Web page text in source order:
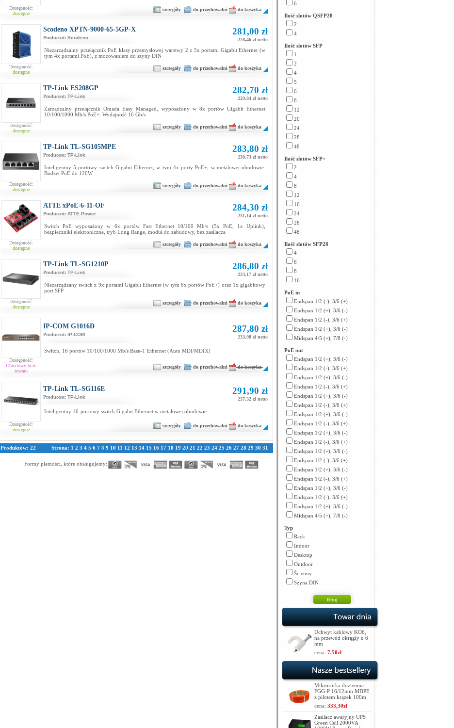
Dostępność:
dostępne
szczegóły do przechowalni do koszyka
Dostępność:
dostępne
Scodeno XPTN-9000-65-5GP-X
Producent: Scodeno
281,00 zł
228,46 zł netto
Niezarządzalny przełącznik PoE klasy przemysłowej warstwy 2 z 5x portami Gigabit Ethernet (w
tym 4x portami PoE), z mocowaniem do szyny DIN
szczegóły do przechowalni do koszyka
Dostępność:
dostępne
TP-Link ES208GP
Producent: TP-Link
282,70 zł
229,84 zł netto
Zarządzalny przełącznik Omada Easy Managed, wyposażony w 8x portów Gigabit Ethernet
10/100/1000 Mb/s PoE+. Wydajność 16 Gb/s
szczegóły do przechowalni do koszyka
Dostępność:
dostępne
TP-Link TL-SG105MPE
Producent: TP-Link
283,80 zł
230,73 zł netto
Inteligentny 5-portowy switch Gigabit Ethernet, w tym 4x porty PoE+, w metalowej obudowie.
Budżet PoE do 120W
szczegóły do przechowalni do koszyka
Dostępność:
dostępne
ATTE xPoE-6-11-OF
Producent: ATTE Power
284,30 zł
231,14 zł netto
Switch PoE wyposażony w 6x portów Fast Ethernet 10/100 Mb/s (5x PoE, 1x Uplink),
bezpieczniki elektroniczne, tryb Long Range, moduł do zabudowy, bez zasilacza
szczegóły do przechowalni do koszyka
Dostępność:
dostępne
TP-Link TL-SG1210P
Producent: TP-Link
286,80 zł
233,17 zł netto
Niezarządzany switch z 9x portami Gigabit Ethernet (w tym 8x portów PoE+) oraz 1x gigabitowy
port SFP
szczegóły do przechowalni do koszyka
Dostępność:
Chwilowy brak
towaru
IP-COM G1016D
Producent: IP-COM
287,80 zł
233,98 zł netto
Switch, 16 portów 10/100/1000 Mb/s Base-T Ethernet (Auto MDI/MDIX)
szczegóły do przechowalni do koszyka
Dostępność:
dostępne
TP-Link TL-SG116E
Producent: TP-Link
291,90 zł
237,32 zł netto
Inteligentny 16-portowy switch Gigabit Ethernet w metalowej obudowie
szczegóły do przechowalni do koszyka
Produktów: 22 Strona: 1 2 3 4 5 6 7 8 9 10 11 12 13 14 15 16 17 18 19 20 21 22 23 24 25 26 27 28 29 30 31
Formy płatności, które obsługujemy:
6
Ilość slotów QSFP28
2
4
Ilość slotów SFP
1
2
4
5
6
8
12
20
24
28
48
Ilość slotów SFP+
2
4
8
12
16
24
28
48
Ilość slotów SFP28
4
6
8
16
PoE in
Endspan 1/2 (-), 3/6 (+)
Endspan 1/2 (+), 3/6 (-)
Endspan 1/2 (-), 3/6 (+)
Endspan 1/2 (+), 3/6 (-)
Midspan 4/5 (+), 7/8 (-)
PoE out
Endspan 1/2 (+), 3/6 (-)
Endspan 1/2 (-), 3/6 (+)
Endspan 1/2 (+), 3/6 (-)
Endspan 1/2 (-), 3/6 (+)
Endspan 1/2 (+), 3/6 (-)
Endspan 1/2 (-), 3/6 (+)
Endspan 1/2 (+), 3/6 (-)
Endspan 1/2 (-), 3/6 (+)
Endspan 1/2 (+), 3/6 (-)
Endspan 1/2 (-), 3/6 (+)
Endspan 1/2 (+), 3/6 (-)
Endspan 1/2 (-), 3/6 (+)
Endspan 1/2 (+), 3/6 (-)
Endspan 1/2 (-), 3/6 (+)
Endspan 1/2 (+), 3/6 (-)
Endspan 1/2 (-), 3/6 (+)
Endspan 1/2 (+), 3/6 (-)
Midspan 4/5 (+), 7/8 (-)
Typ
Rack
Indoor
Desktop
Outdoor
Ścienny
Szyna DIN
Uchwyt kablowy KO6,
na przewód okrągły ø 6
mm
cena: 7,50zł
Mikrorurka doziemna
FGG-P 16/12mm MDPE
z pilotem krążek 100m
cena: 333,30zł
Zasilacz awaryjny UPS
Green Cell 2000VA